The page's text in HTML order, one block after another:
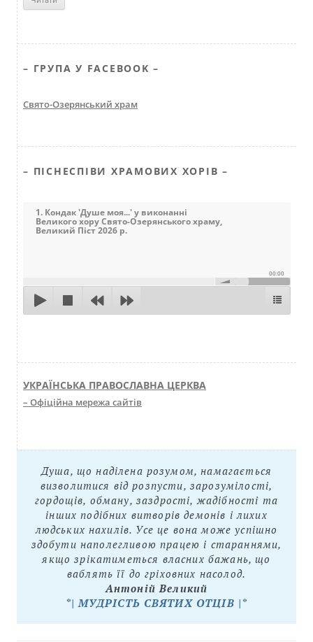
– ГРУПА У FACEBOOK –
Свято-Озерянський храм
– ПІСНЕСПІВИ ХРАМОВИХ ХОРІВ –
1. Кондак 'Душе моя...' у виконанні
Великого хору Свято-Озерянського храму,
Великий Піст 2026 р.
00:00
УКРАЇНСЬКА ПРАВОСЛАВНА ЦЕРКВА
– Офіційна мережа сайтів
Душа, що наділена розумом, намагається
визволитися від розпусти, зарозумілості,
гордощів, обману, заздрості, жадібності та
інших подібних витворів демонів і лихих
людських нахилів. Усе це вона може успішно
здобути наполегливою працею і стараннями,
якщо зрікатиметься власних бажань, що
ваблять її до гріховних насолод.
Антоній Великий
*| МУДРІСТЬ СВЯТИХ ОТЦІВ |*